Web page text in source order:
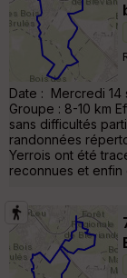
Date : Mercredi 14
Groupe : 8-10 km
sans difficultés
randonnées
Yerrois ont été
reconnues et enfin